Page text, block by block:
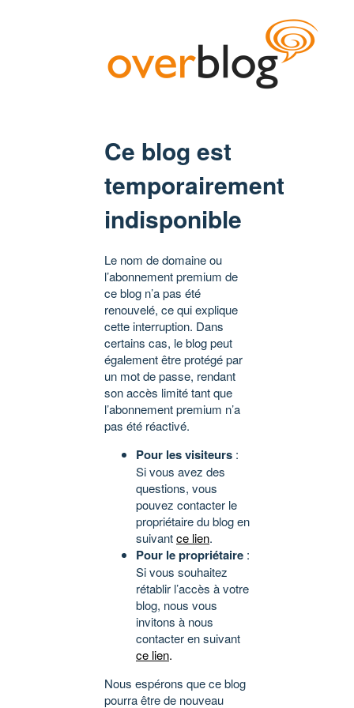
Ce blog est
temporairement
indisponible
Le nom de domaine ou
l’abonnement premium de
ce blog n’a pas été
renouvelé, ce qui explique
cette interruption. Dans
certains cas, le blog peut
également être protégé par
un mot de passe, rendant
son accès limité tant que
l’abonnement premium n’a
pas été réactivé.
Pour les visiteurs :
Si vous avez des
questions, vous
pouvez contacter le
propriétaire du blog en
suivantce lien.
Pour le propriétaire :
Si vous souhaitez
rétablir l’accès à votre
blog, nous vous
invitons à nous
contacter en suivant
ce lien.
Nous espérons que ce blog
pourra être de nouveau